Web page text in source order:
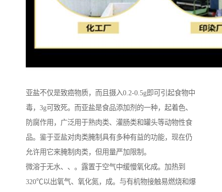
亚盐不仅是致癌物质，而且摄入0.2-0.5g即可引起食物中
毒，3g可致死。而亚盐是食品添加剂的一种，起着色、
防腐作用，广泛用于熟肉类、灌肠类和罐头等动物性食
品。鉴于亚盐对肉类腌制具有多种有益的功能，现在仍
允许用它来腌制肉类，但用量严加限制。
微溶于无水、、。露置于空气中缓慢氧化成。加热到
320℃以出氧气、氧化氮，成。与有机物接触易燃烧和爆